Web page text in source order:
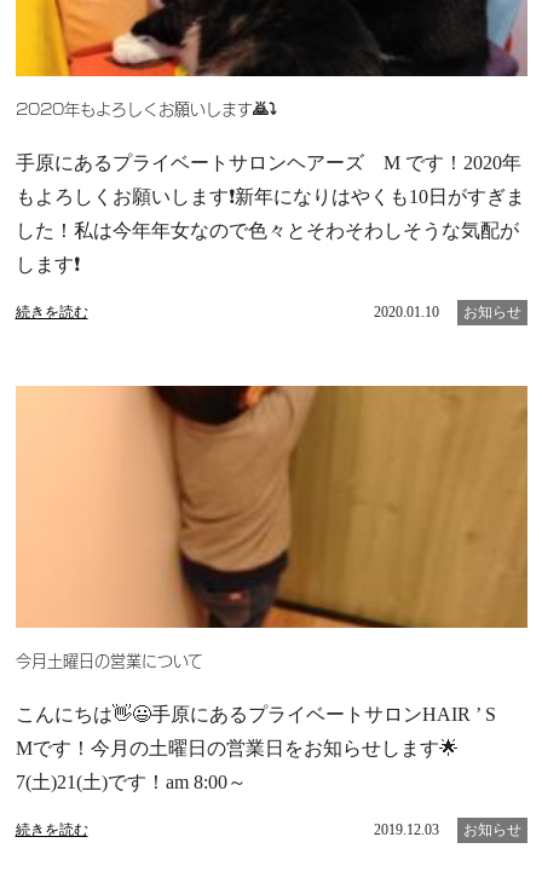
2020年もよろしくお願いします🙇⤵️
手原にあるプライベートサロンヘアーズ M です！2020年
もよろしくお願いします❗新年になりはやくも10日がすぎま
した！私は今年年女なので色々とそわそわしそうな気配が
します❗
続きを読む 2020.01.10 お知らせ
今月土曜日の営業について
こんにちは👋😃手原にあるプライベートサロンHAIR ’ S
Mです！今月の土曜日の営業日をお知らせします🌟
7(土)21(土)です！am 8:00～
続きを読む 2019.12.03 お知らせ